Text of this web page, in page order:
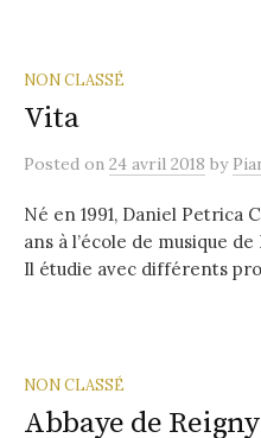
NON CLASSÉ
Vita
Posted on 24 avril 2018 by
Né en 1991, Daniel Petrica
ans à l’école de musique
Il étudie avec différents
NON CLASSÉ
Abbaye de